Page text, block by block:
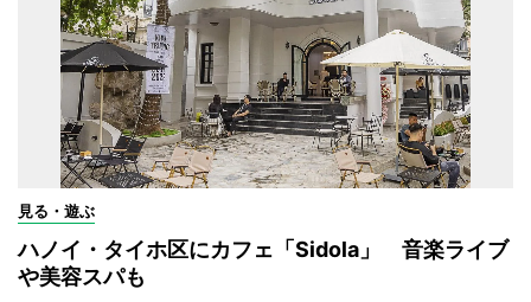
見る・遊ぶ
ハノイ・タイホ区にカフェ「Sidola」 音楽ライブ
や美容スパも